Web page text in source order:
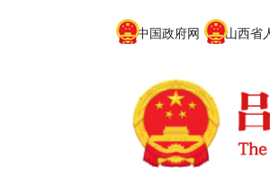
中国政府网 山西省人